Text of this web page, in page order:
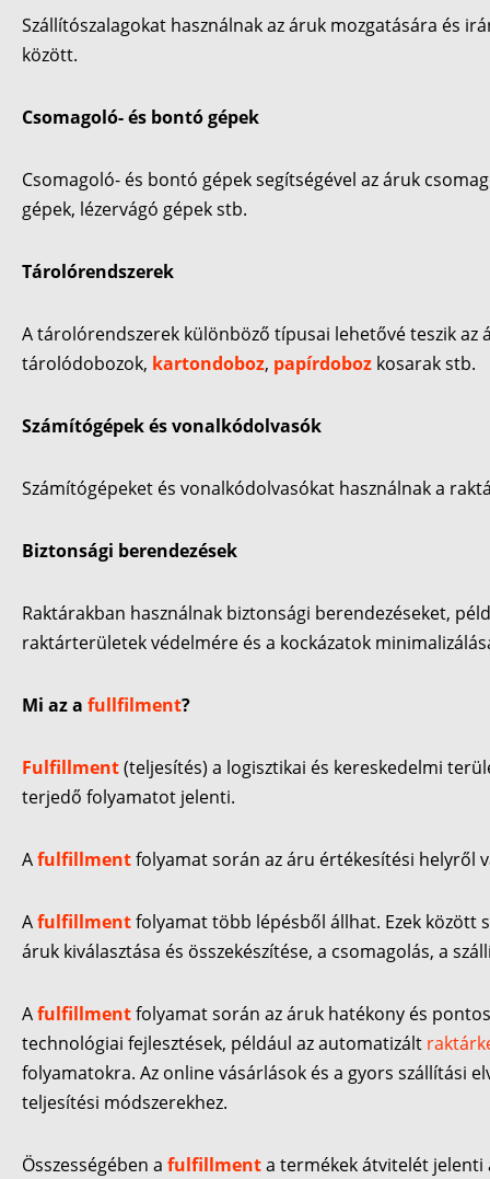
Szállítószalagokat használnak az áruk mozgatására és
között.
Csomagoló- és bontó gépek
Csomagoló- és bontó gépek segítségével az áruk
gépek, lézervágó gépek stb.
Tárolórendszerek
A tárolórendszerek különböző típusai lehetővé teszik
tárolódobozok, kartondoboz, papírdoboz kosarak stb.
Számítógépek és vonalkódolvasók
Számítógépeket és vonalkódolvasókat használnak a
Biztonsági berendezések
Raktárakban használnak biztonsági berendezéseket,
raktárterületek védelmére és a kockázatok
Mi az a fullfilment?
Fulfillment(teljesítés) a logisztikai és kereskedelmi
terjedő folyamatot jelenti.
Afulfillmentfolyamat során az áru értékesítési helyről
Afulfillmentfolyamat több lépésből állhat. Ezek között
áruk kiválasztása és összekészítése, a csomagolás, a
Afulfillmentfolyamat során az áruk hatékony és
technológiai fejlesztések, például az automatizált
folyamatokra. Az online vásárlások és a gyors szállítási
teljesítési módszerekhez.
Összességében a fulfillmenta termékek átvitelét jelenti